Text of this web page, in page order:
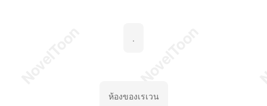
.
ห้องของเรเวน